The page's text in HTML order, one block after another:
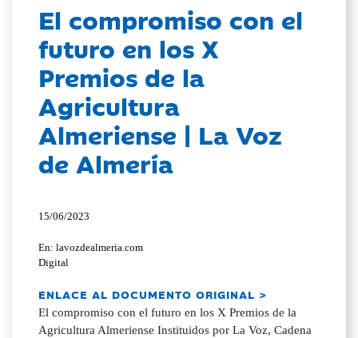
El compromiso con el
futuro en los X
Premios de la
Agricultura
Almeriense | La Voz
de Almería
15/06/2023
En: lavozdealmeria.com
Digital
ENLACE AL DOCUMENTO ORIGINAL >
El compromiso con el futuro en los X Premios de la
Agricultura Almeriense Instituidos por La Voz, Cadena